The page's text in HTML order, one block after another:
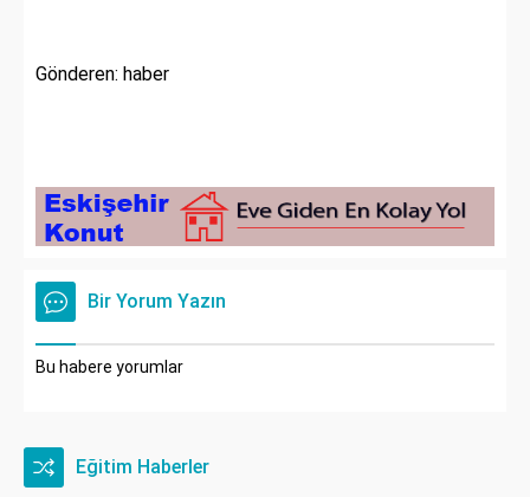
Gönderen: haber
Bir Yorum Yazın
Bu habere yorumlar
Eğitim Haberler